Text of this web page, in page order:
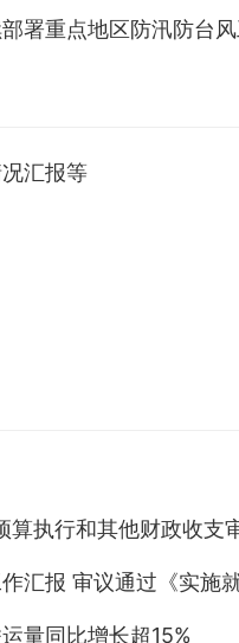
署重点地区防汛防台
汇报等
执行和其他财政收支
汇报 审议通过《实施
量同比增长超15%